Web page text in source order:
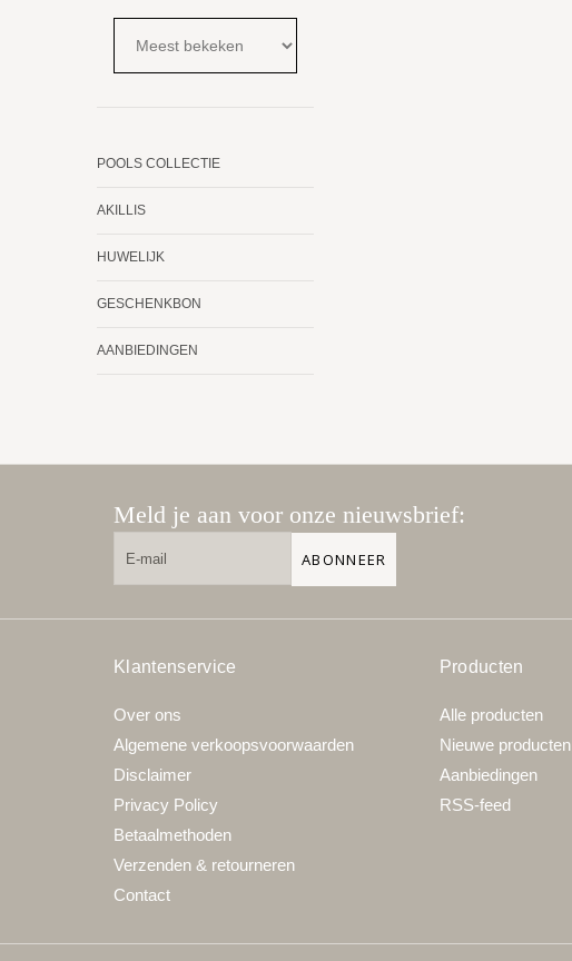
POOLS COLLECTIE
AKILLIS
HUWELIJK
GESCHENKBON
AANBIEDINGEN
Meld je aan voor onze nieuwsbrief:
ABONNEER
Klantenservice
Over ons
Algemene verkoopsvoorwaarden
Disclaimer
Privacy Policy
Betaalmethoden
Verzenden & retourneren
Contact
Producten
Alle producten
Nieuwe producten
Aanbiedingen
RSS-feed